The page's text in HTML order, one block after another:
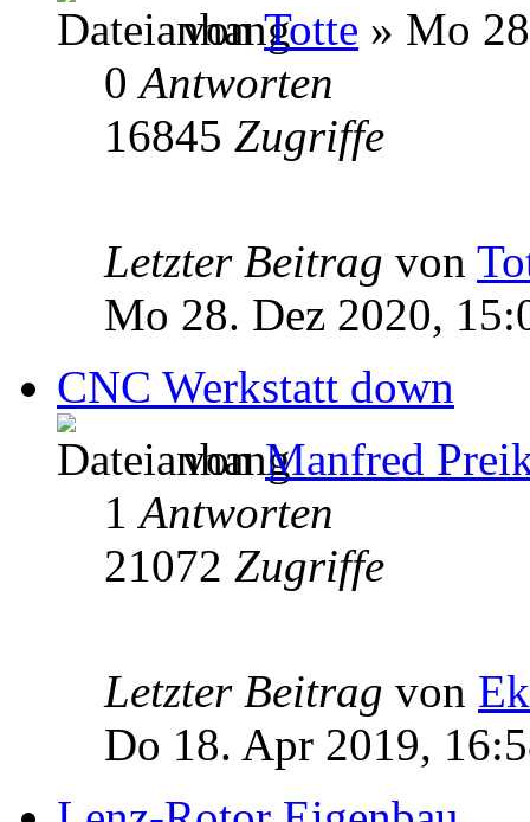
vonTotte » Mo
0Antworten
16845 Zugriffe
Letzter Beitrag von
Mo 28. Dez 2020,
CNC Werkstatt down
vonManfred
1Antworten
21072 Zugriffe
Letzter Beitrag von
Do 18. Apr 2019,